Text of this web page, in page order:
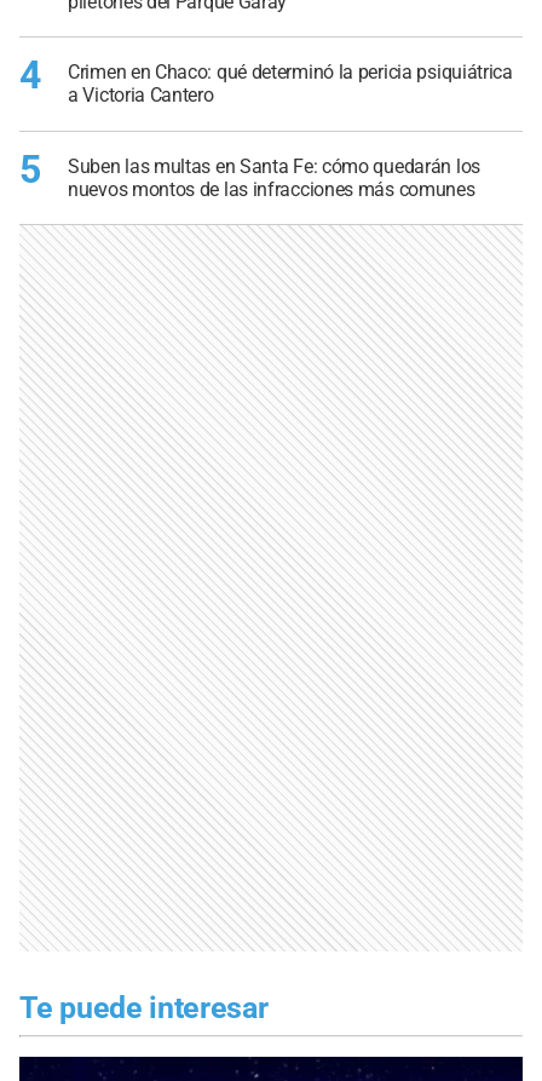
4
Crimen en Chaco: qué determinó la pericia psiquiátrica
a Victoria Cantero
5
Suben las multas en Santa Fe: cómo quedarán los
nuevos montos de las infracciones más comunes
Te puede interesar